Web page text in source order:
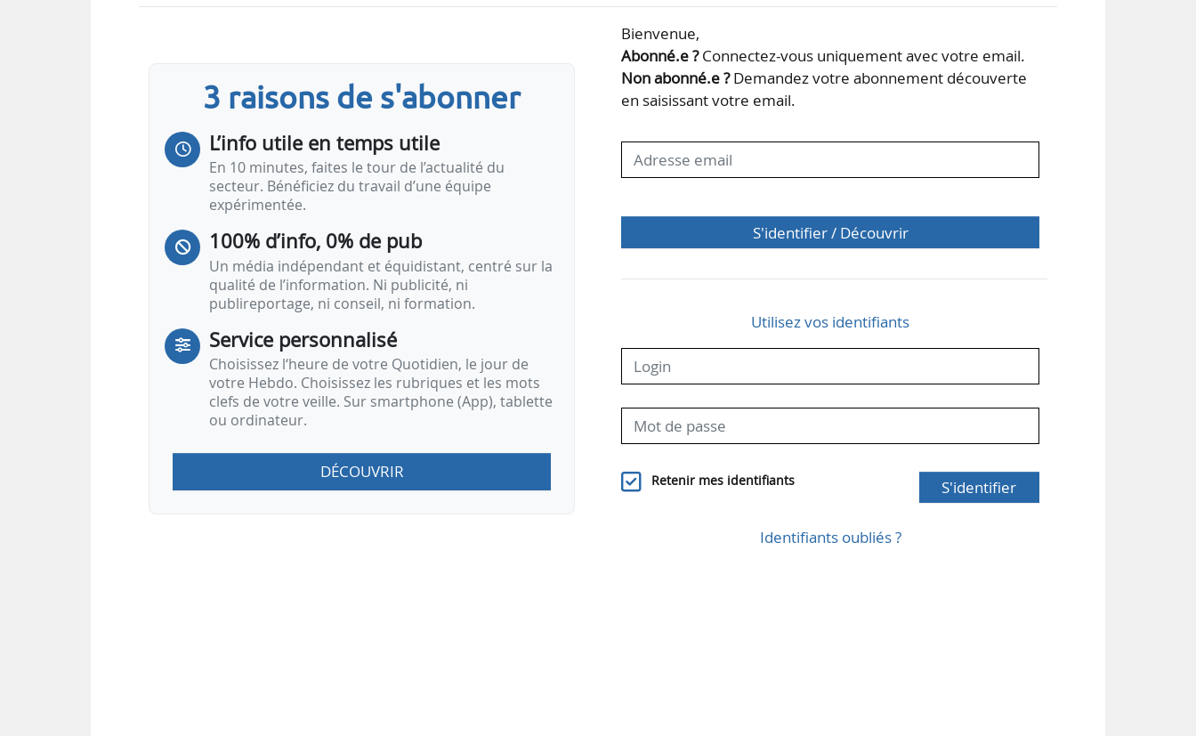
d’investissement, elle se consacre au développement de l’économie mondiale de
3 raisons de s'abonner
L’info utile en temps utile
En 10 minutes, faites le tour de l’actualité du
secteur. Bénéficiez du travail d’une équipe
expérimentée.
100% d’info, 0% de pub
Un média indépendant et équidistant, centré sur la
qualité de l’information. Ni publicité, ni
publireportage, ni conseil, ni formation.
Service personnalisé
Choisissez l‘heure de votre Quotidien, le jour de
votre Hebdo. Choisissez les rubriques et les mots
clefs de votre veille. Sur smartphone (App), tablette
ou ordinateur.
DÉCOUVRIR
Bienvenue,
Abonné.e ?Connectez-vous uniquement avec votre email.
Non abonné.e ?Demandez votre abonnement découverte
en saisissant votre email.
S'identifier / Découvrir
Utilisez vos identifiants
Retenir mes identifiants S'identifier
Identifiants oubliés ?